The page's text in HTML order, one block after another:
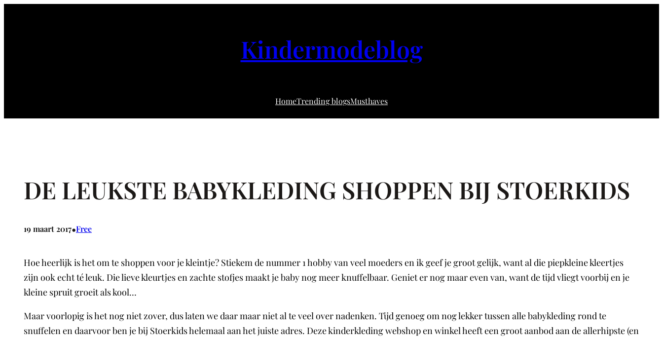
Kindermodeblog
HomeTrending blogsMusthaves
DE LEUKSTE BABYKLEDING SHOPPEN BIJ STOERKIDS
19 maart 2017•Free
Hoe heerlijk is het om te shoppen voor je kleintje? Stiekem de nummer 1 hobby van veel moeders en ik geef je groot gelijk, want al die piepkleine kleertjes
zijn ook echt té leuk. Die lieve kleurtjes en zachte stofjes maakt je baby nog meer knuffelbaar. Geniet er nog maar even van, want de tijd vliegt voorbij en je
kleine spruit groeit als kool…
Maar voorlopig is het nog niet zover, dus laten we daar maar niet al te veel over nadenken. Tijd genoeg om nog lekker tussen alle babykleding rond te
snuffelen en daarvoor ben je bij Stoerkids helemaal aan het juiste adres. Deze kinderkleding webshop en winkel heeft een groot aanbod aan de allerhipste (en